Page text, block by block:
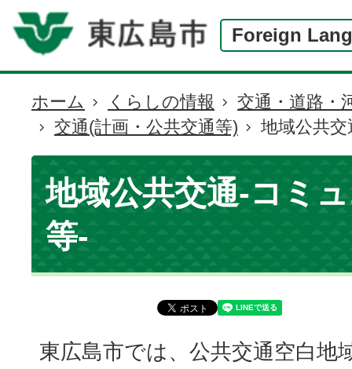
Foreign
現
在
の
位
置
ホーム くらしの情報
交通・道路・
交通(計画・公共交通等)
地域公共
地域公共交通-コミ
等-
東広島市では、公共交通空白地